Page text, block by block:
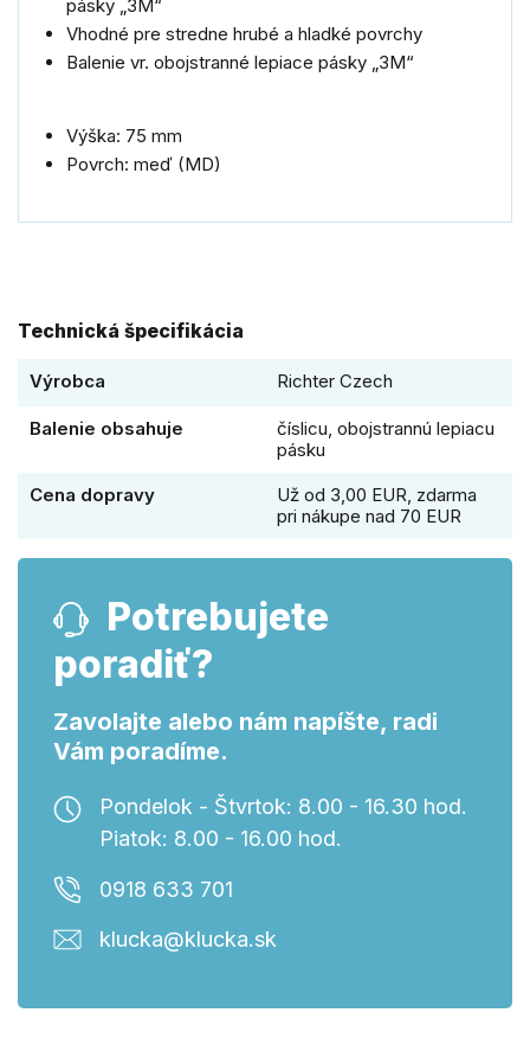
pásky „3M“
Vhodné pre stredne hrubé a hladké povrchy
Balenie vr. obojstranné lepiace pásky „3M“
Výška: 75 mm
Povrch: meď (MD)
Technická špecifikácia
Výrobca Richter Czech
Balenie obsahuje
číslicu, obojstrannú lepiacu
pásku
Cena dopravy
Už od 3,00 EUR, zdarma
pri nákupe nad 70 EUR
Potrebujete
poradiť?
Zavolajte alebo nám napíšte, radi
Vám poradíme.
Pondelok - Štvrtok: 8.00 - 16.30 hod.
Piatok: 8.00 - 16.00 hod.
0918 633 701
klucka@klucka.sk